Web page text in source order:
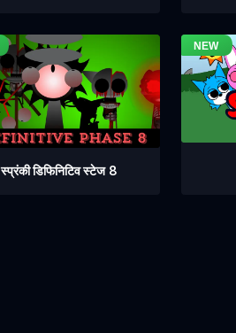
स्प्रंकी डिफिनिटिव स्टेज 8